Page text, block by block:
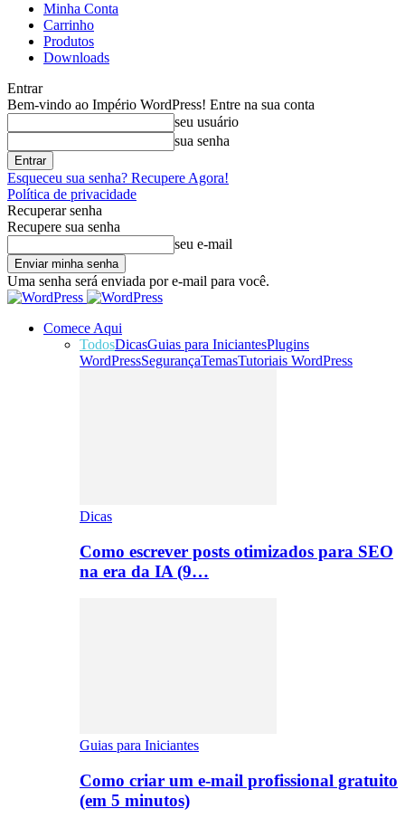
Minha Conta
Carrinho
Produtos
Downloads
Entrar
Bem-vindo ao Império WordPress! Entre na sua conta
seu usuário
sua senha
Esqueceu sua senha? Recupere Agora!
Política de privacidade
Recuperar senha
Recupere sua senha
seu e-mail
Uma senha será enviada por e-mail para você.
Comece Aqui
TodosDicasGuias para IniciantesPlugins
WordPressSegurançaTemasTutoriais WordPress
Dicas
Como escrever posts otimizados para SEO
na era da IA (9…
Guias para Iniciantes
Como criar um e-mail profissional gratuito
(em 5 minutos)